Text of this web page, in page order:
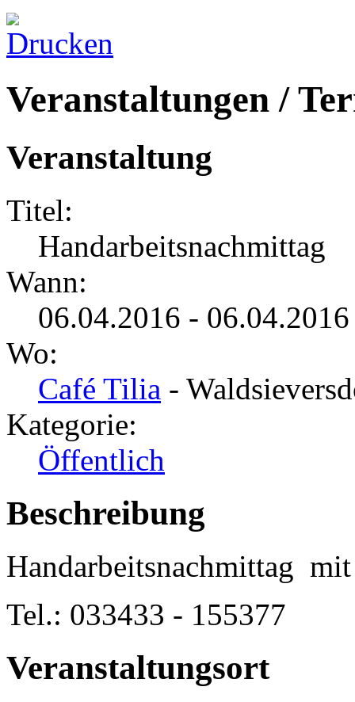
Veranstaltungen /
Veranstaltung
Titel:
Handarbeitsnachmittag
Wann:
06.04.2016 -
Wo:
Café Tilia -
Kategorie:
Öffentlich
Beschreibung
Handarbeitsnachmittag
Tel.: 033433 - 155377
Veranstaltungsort